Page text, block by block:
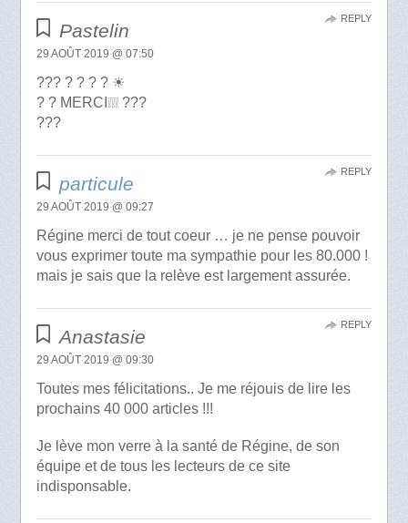
Pastelin
29 AOÛT 2019 @ 07:50
??? ? ? ? ? ☀
? ? MERCI❕❕❕ ???
???
REPLY
particule
29 AOÛT 2019 @ 09:27
Régine merci de tout coeur … je ne pense pouvoir
vous exprimer toute ma sympathie pour les 80.000 !
mais je sais que la relève est largement assurée.
REPLY
Anastasie
29 AOÛT 2019 @ 09:30
Toutes mes félicitations.. Je me réjouis de lire les
prochains 40 000 articles !!!
Je lève mon verre à la santé de Régine, de son
équipe et de tous les lecteurs de ce site
indisponsable.
REPLY